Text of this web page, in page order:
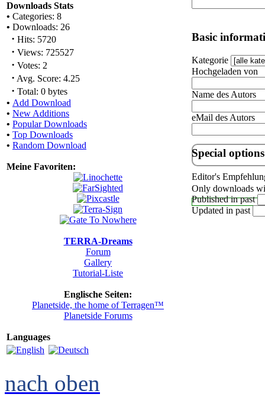
Downloads Stats
• Categories: 8
• Downloads: 26
· Hits: 5720
· Views: 725527
· Votes: 2
· Avg. Score: 4.25
· Total: 0 bytes
• Add Download
• New Additions
• Popular Downloads
• Top Downloads
• Random Download
Meine Favoriten:
TERRA-Dreams
Forum
Gallery
Tutorial-Liste
Englische Seiten:
Planetside, the home of Terragen™
Planetside Forums
Languages
Basic
Kategorie
Hochgeladen von
Name des Autors
eMail des Autors
Special options
Editor's
Only downloads
Published in past
Updated in past
nach oben